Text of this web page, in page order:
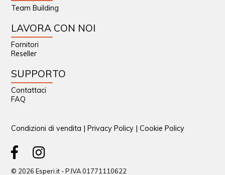
Team Building
LAVORA CON NOI
Fornitori
Reseller
SUPPORTO
Contattaci
FAQ
Condizioni di vendita |Privacy Policy |Cookie Policy
© 2026 Esperi.it - P.IVA 01771110622